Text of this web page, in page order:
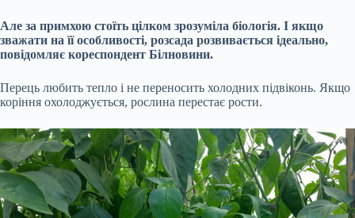
Але за примхою стоїть цілком зрозуміла біологія. І якщо
зважати на її особливості, розсада розвивається ідеально,
повідомляє кореспондент Білновини.
Перець любить тепло і не переносить холодних підвіконь. Якщо
коріння охолоджується, рослина перестає рости.